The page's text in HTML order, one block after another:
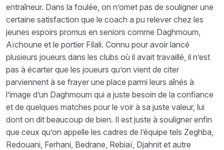
entraîneur. Dans la foulée, on n’omet pas de souligner une
certaine satisfaction que le coach a pu relever chez les
jeunes espoirs promus en seniors comme Daghmoum,
Aïchoune et le portier Filali. Connu pour avoir lancé
plusieurs joueurs dans les clubs où il avait travaillé, il n’est
pas à écarter que les joueurs qu’on vient de citer
parviennent à se frayer une place parmi leurs aînés à
l’image d’un Daghmoum qui a juste besoin de la confiance
et de quelques matches pour le voir à sa juste valeur, lui
dont on dit beaucoup de bien. Il est juste à souligner enfin
que ceux qu’on appelle les cadres de l’équipe tels Zeghba,
Redouani, Ferhani, Bedrane, Rebiaï, Djahnit et autre